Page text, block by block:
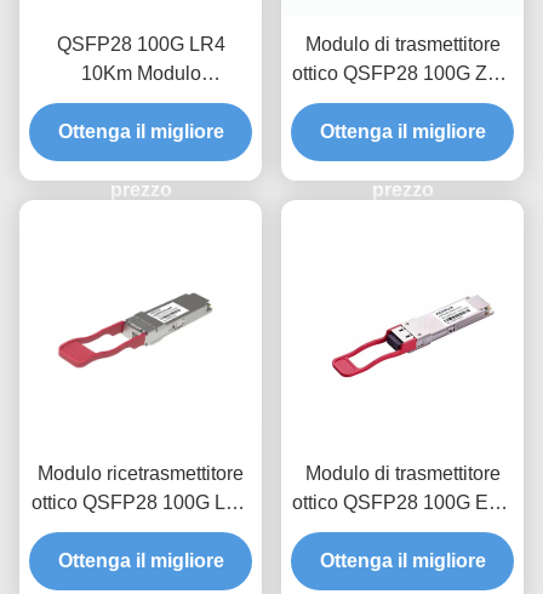
QSFP28 100G LR4
10Km Modulo
trasmettitore ottico
Ottenga il migliore
prezzo
Modulo di trasmettitore
ottico QSFP28 100G ZR4
BIDI 80Km
Ottenga il migliore
prezzo
Modulo ricetrasmettitore
ottico QSFP28 100G LR1
BIDI 20Km
Ottenga il migliore
Modulo di trasmettitore
ottico QSFP28 100G ER1
1310nm 40km
Ottenga il migliore